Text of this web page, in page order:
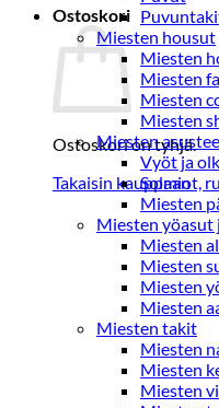
Ostoskori
Ostoskori on tyhjä.
Takaisin kauppaan
Miesten housut
Miesten
Miesten
Miesten
Miesten
Miesten
Vyöt ja
Solmiot,
Miesten
Miesten yöasut
Miesten
Miesten
Miesten
Miesten
Miesten takit
Miesten
Miesten
Miesten